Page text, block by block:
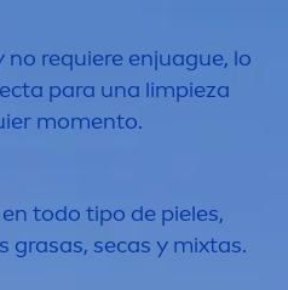
no requiere enjuague, lo
para una limpieza
momento.
todo tipo de pieles,
grasas, secas y mixtas.